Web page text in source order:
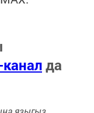
да